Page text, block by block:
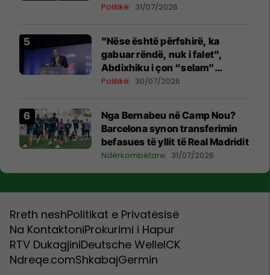
Politikë 31/07/2026
"Nëse është përfshirë, ka
gabuar rëndë, nuk i falet",
Abdixhiku i çon “selam”
Përparim Ramës
Politikë 30/07/2026
Nga Bernabeu në Camp Nou?
Barcelona synon transferimin
befasues të yllit të Real Madridit
Ndërkombëtare 31/07/2026
Rreth neshPolitikat e Privatësisë
Na KontaktoniProkurimi i Hapur
RTV DukagjiniDeutsche WelleICK
Ndreqe.comShkabajGermin